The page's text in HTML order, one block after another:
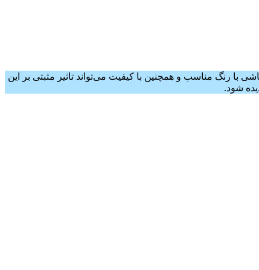
با رنگ مناسب و همچنین با کیفیت می‌تواند تاثیر مثبتی بر این
شود.